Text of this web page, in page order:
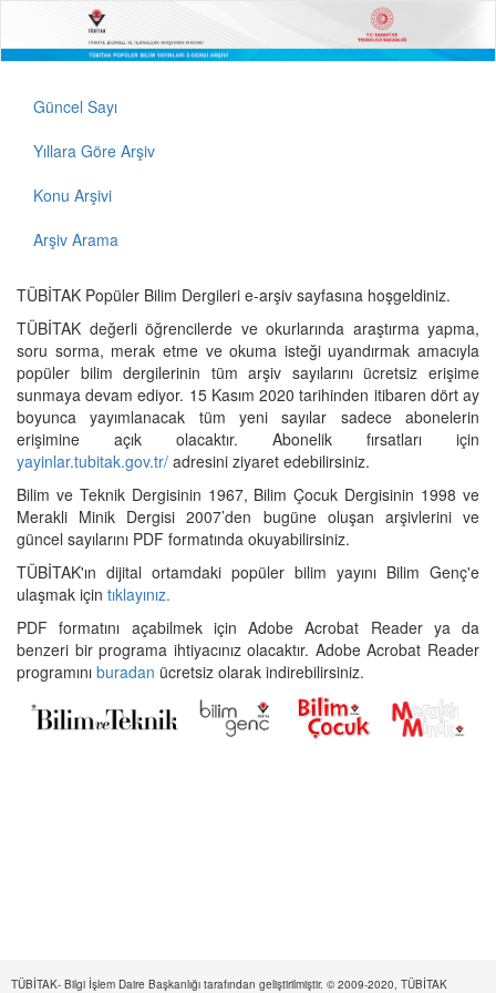
Güncel Sayı
Yıllara Göre Arşiv
Konu Arşivi
Arşiv Arama
TÜBİTAK Popüler Bilim Dergileri e-arşiv sayfasına hoşgeldiniz.
TÜBİTAK değerli öğrencilerde ve okurlarında araştırma yapma,
soru sorma, merak etme ve okuma isteği uyandırmak amacıyla
popüler bilim dergilerinin tüm arşiv sayılarını ücretsiz erişime
sunmaya devam ediyor. 15 Kasım 2020 tarihinden itibaren dört ay
boyunca yayımlanacak tüm yeni sayılar sadece abonelerin
erişimine açık olacaktır. Abonelik fırsatları için
yayinlar.tubitak.gov.tr/ adresini ziyaret edebilirsiniz.
Bilim ve Teknik Dergisinin 1967, Bilim Çocuk Dergisinin 1998 ve
Merakli Minik Dergisi 2007’den bugüne oluşan arşivlerini ve
güncel sayılarını PDF formatında okuyabilirsiniz.
TÜBİTAK'ın dijital ortamdaki popüler bilim yayını Bilim Genç'e
ulaşmak için tıklayınız.
PDF formatını açabilmek için Adobe Acrobat Reader ya da
benzeri bir programa ihtiyacınız olacaktır. Adobe Acrobat Reader
programını buradan ücretsiz olarak indirebilirsiniz.
TÜBİTAK- Bilgi İşlem Daire Başkanlığı tarafından geliştirilmiştir. © 2009-2020, TÜBİTAK